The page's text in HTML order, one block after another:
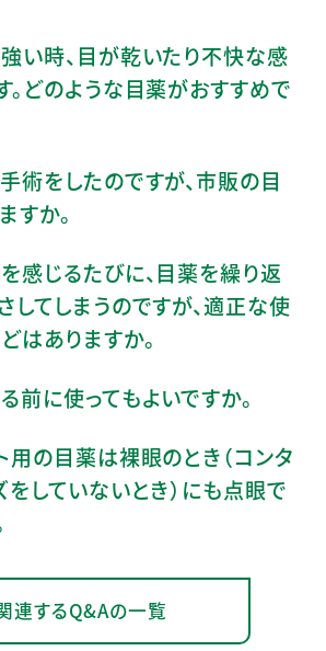
い時、目が乾いたり不快な感
。どのような目薬がおすすめで
術をしたのですが、市販の目
すか。
感じるたびに、目薬を繰り返
してしまうのですが、適正な使
はありますか。
前に使ってもよいですか。
用の目薬は裸眼のとき（コンタ
をしていないとき）にも点眼で
連するQ&Aの一覧